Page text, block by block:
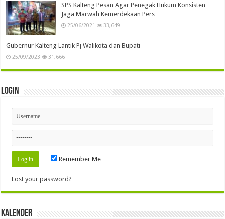
SPS Kalteng Pesan Agar Penegak Hukum Konsisten
Jaga Marwah Kemerdekaan Pers
25/06/2021 33,649
Gubernur Kalteng Lantik Pj Walikota dan Bupati
25/09/2023 31,666
Login
Remember Me
Lost your password?
Kalender